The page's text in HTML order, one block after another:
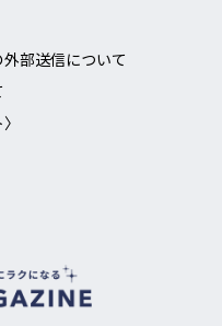
部送信について